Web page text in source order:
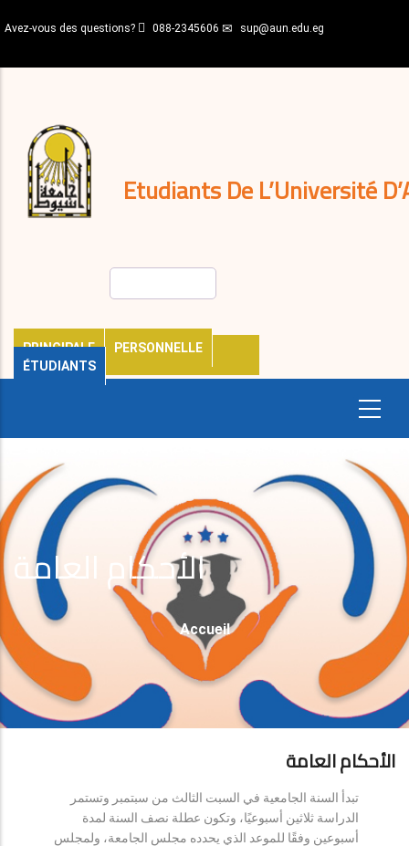
au
principal
Avez-vous des questions? 088-2345606 sup@aun.edu.eg
Etudiants De L’Université
PRINCIPALE
PERSONNELLE
ÉTUDIANTS
décisions
Expatriés
Journal
الأحكام العامة
Fil
D'Ariane
Accueil
الأحكام العامة
تبدأ السنة الجامعية في السبت الثالث من سبتمبر وتستمر
الدراسة ثلاثين أسبوعيًا، وتكون عطلة نصف السنة لمدة
أسبوعين وفقًا للموعد الذي يحدده مجلس الجامعة، ولمجلس